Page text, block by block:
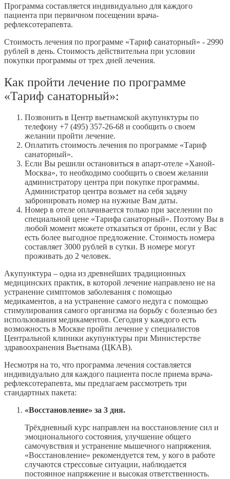
Программа составляется индивидуально для каждого
пациента при первичном посещении врача-
рефлексотерапевта.
Стоимость лечения по программе «Тариф санаторный» - 2990
рублей в день. Стоимость действительна при условии
покупки программы от трех дней лечения.
Как пройти лечение по программе
«Тариф санаторный»:
Позвонить в Центр вьетнамской акупунктуры по
телефону +7 (495) 357-26-68 и сообщить о своем
желании пройти лечение.
Оплатить стоимость лечения по программе «Тариф
санаторный».
Если Вы решили остановиться в апарт-отеле «Ханой-
Москва», то необходимо сообщить о своем желании
администратору центра при покупке программы.
Администратор центра возьмет на себя задачу
забронировать номер на нужные Вам даты.
Номер в отеле оплачивается только при заселении по
специальной цене «Тарифа санаторный». Поэтому Вы в
любой момент можете отказаться от брони, если у Вас
есть более выгодное предложение. Стоимость номера
составляет 3000 рублей в сутки. В номере могут
проживать до 2 человек.
Акупунктура – одна из древнейших традиционных
медицинских практик, в которой лечение направлено не на
устранение симптомов заболевания с помощью
медикаментов, а на устранение самого недуга с помощью
стимулирования самого организма на борьбу с болезнью без
использования медикаментов. Сегодня у каждого есть
возможность в Москве пройти лечение у специалистов
Центральной клиники акупунктуры при Министерстве
здравоохранения Вьетнама (ЦКАВ).
Несмотря на то, что программа лечения составляется
индивидуально для каждого пациента после приема врача-
рефлексотерапевта, мы предлагаем рассмотреть три
стандартных пакета:
«Восстановление» за 3 дня.
Трёхдневный курс направлен на восстановление сил и
эмоционального состояния, улучшение общего
самочувствия и устранение мышечного напряжения.
«Восстановление» рекомендуется тем, у кого в работе
случаются стрессовые ситуации, наблюдается
постоянное напряжение и высокая ответственность.